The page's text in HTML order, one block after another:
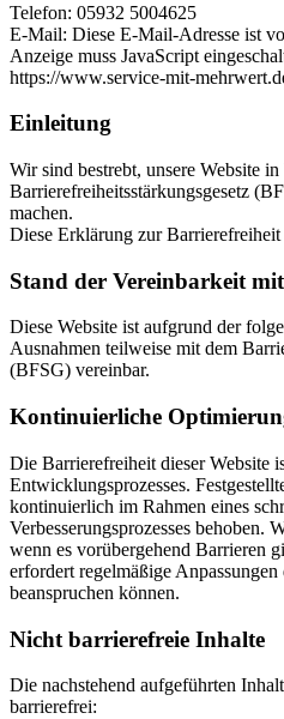
Telefon: 05932 5004625
E-Mail: Diese E-Mail-Adresse ist
Anzeige muss JavaScript
https://www.service-mit-
Einleitung
Wir sind bestrebt, unsere Website
Barrierefreiheitsstärkungsgesetz
machen.
Diese Erklärung zur
Stand der Vereinbarkeit
Diese Website ist aufgrund der
Ausnahmen teilweise mit dem
(BFSG) vereinbar.
Kontinuierliche
Die Barrierefreiheit dieser Website
Entwicklungsprozesses.
kontinuierlich im Rahmen eines
Verbesserungsprozesses behoben.
wenn es vorübergehend Barrieren
erfordert regelmäßige
beanspruchen können.
Nicht barrierefreie Inhalte
Die nachstehend aufgeführten
barrierefrei: